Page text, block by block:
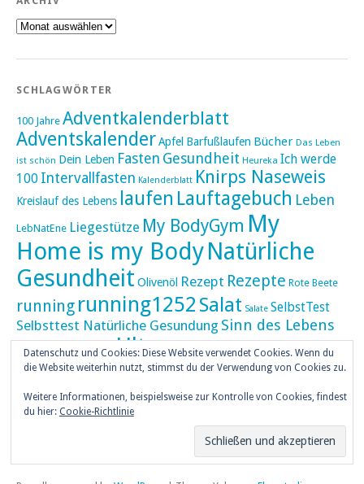
Archiv
SCHLAGWÖRTER
100 Jahre Adventkalenderblatt
AdventskalenderApfel Barfußlaufen Bücher Das Leben
ist schön Dein Leben Fasten Gesundheit Heureka Ich werde
100 Intervallfasten Kalenderblatt Knirps Naseweis
Kreislauf des Lebens laufen Lauftagebuch Leben
LebNatEne Liegestütze My BodyGym My
Home is my Body Natürliche
Gesundheit Olivenöl Rezept Rezepte Rote Beete
running running1252 Salat Salate SelbstTest
Selbsttest Natürliche Gesundung Sinn des Lebens
Skaten Tageskalender UltraUltramarathon
umZEITZUerLEBEN Weihnachten
Weihnachtskalender weiser UHU
ZEITZULEBENÜberlebenswissen
Datenschutz und Cookies: Diese Website verwendet Cookies. Wenn du
die Website weiterhin nutzt, stimmst du der Verwendung von Cookies zu.
Weitere Informationen, beispielsweise zur Kontrolle von Cookies, findest
du hier: Cookie-Richtlinie